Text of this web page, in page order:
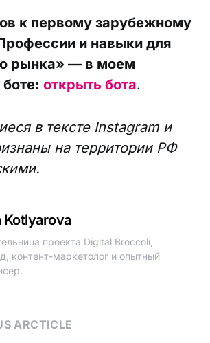
к первому зарубежному
и навыки для
рынка» — в моем
открыть бота.
в тексте Instagram и
на территории РФ
Kotlyarova
проекта Digital Broccoli,
контент-маркетолог и опытный
ARCTICLE